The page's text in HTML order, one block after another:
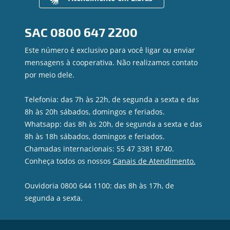
Contato
Ouvidoria
SAC 0800 647 2200
Este número é exclusivo para você ligar ou enviar
mensagens à cooperativa. Não realizamos contato
por meio dele.
Telefonia: das 7h às 22h, de segunda a sexta e das
8h às 20h sábados, domingos e feriados.
Whatsapp: das 8h às 20h, de segunda a sexta e das
8h às 18h sábados, domingos e feriados.
Chamadas internacionais: 55 47 3381 8740.
Conheça todos os nossos Canais de Atendimento.
Ouvidoria 0800 644 1100: das 8h às 17h, de
segunda a sexta.